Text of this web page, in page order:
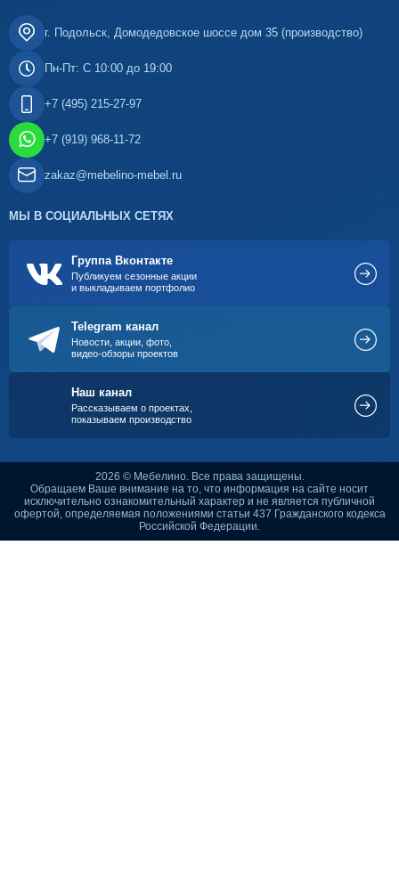
г. Подольск, Домодедовское шоссе дом 35 (производство)
Пн-Пт: С 10:00 до 19:00
+7 (495) 215-27-97
+7 (919) 968-11-72
zakaz@mebelino-mebel.ru
МЫ В СОЦИАЛЬНЫХ СЕТЯХ
Группа Вконтакте
Публикуем сезонные акции
и выкладываем портфолио
Telegram канал
Новости, акции, фото,
видео-обзоры проектов
Наш канал
Рассказываем о проектах,
показываем производство
2026 © Мебелино. Все права защищены.
Обращаем Ваше внимание на то, что информация на сайте носит
исключительно ознакомительный характер и не является публичной
офертой, определяемая положениями статьи 437 Гражданского кодекса
Российской Федерации.